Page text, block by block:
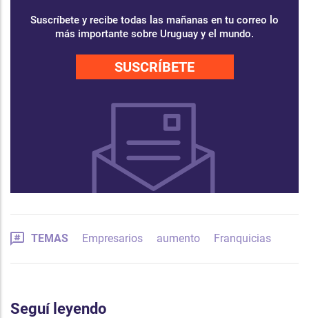
Suscríbete y recibe todas las mañanas en tu correo lo
más importante sobre Uruguay y el mundo.
SUSCRÍBETE
TEMAS Empresarios aumento Franquicias
Seguí leyendo